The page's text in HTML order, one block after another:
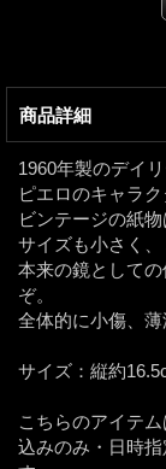
商品詳細
1960年製のデイ
ピエロのキャラ
ビンテージの紙
サイズも小さく、
本来の鏡として
ぞ。
全体的に小傷、薄
サイズ：縦約
こちらのアイテ
込みのみ・日時